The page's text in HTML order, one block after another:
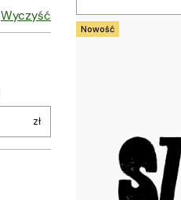
Wyczyść
zł
Nowość